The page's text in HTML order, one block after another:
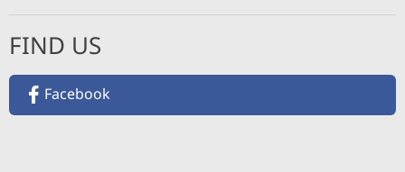
FIND US
Facebook